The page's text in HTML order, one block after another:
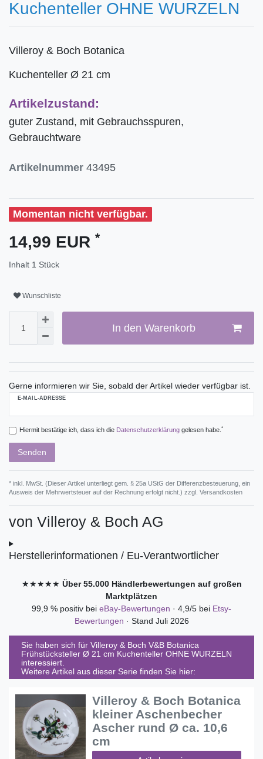
Kuchenteller OHNE WURZELN
Villeroy & Boch Botanica
Kuchenteller Ø 21 cm
Artikelzustand:
guter Zustand, mit Gebrauchsspuren,
Gebrauchtware
Artikelnummer 43495
Momentan nicht verfügbar.
14,99 EUR *
Inhalt 1 Stück
Wunschliste
In den Warenkorb
Gerne informieren wir Sie, sobald der Artikel wieder verfügbar ist.
E-MAIL-ADRESSE
Hiermit bestätige ich, dass ich die Daten­schutz­erklärunggelesen habe. *
Senden
* inkl. MwSt. (Dieser Artikel unterliegt gem. § 25a UStG der Differenzbesteuerung, ein
Ausweis der Mehrwertsteuer auf der Rechnung erfolgt nicht.) zzgl. Versandkosten
von Villeroy & Boch AG
Herstellerinformationen / Eu-Verantwortlicher
★★★★★ Über 55.000 Händlerbewertungen auf großen
Marktplätzen
99,9 % positiv bei eBay-Bewertungen · 4,9/5 bei Etsy-
Bewertungen · Stand Juli 2026
Sie haben sich für Villeroy & Boch V&B Botanica
Frühstücksteller Ø 21 cm Kuchenteller OHNE WURZELN
interessiert.
Weitere Artikel aus dieser Serie finden Sie hier:
Villeroy & Boch Botanica
kleiner Aschenbecher
Ascher rund Ø ca. 10,6
cm